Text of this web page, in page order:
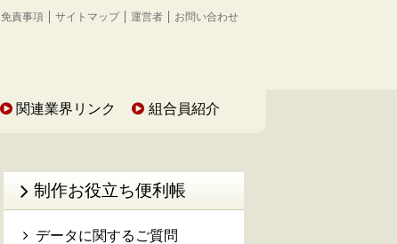
免責事項 サイトマップ 運営者 お問い合わせ
関連業界リンク 組合員紹介
制作お役立ち便利帳
データに関するご質問